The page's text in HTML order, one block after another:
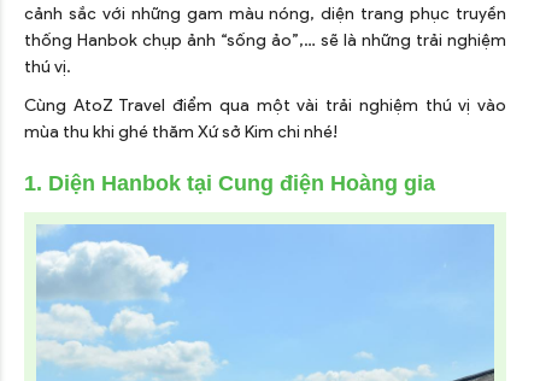
cảnh sắc với những gam màu nóng, diện trang phục truyền
thống Hanbok chụp ảnh “sống ảo”,… sẽ là những trải nghiệm
thú vị.
Cùng AtoZ Travel điểm qua một vài trải nghiệm thú vị vào
mùa thu khi ghé thăm Xứ sở Kim chi nhé!
1. Diện Hanbok tại Cung điện Hoàng gia